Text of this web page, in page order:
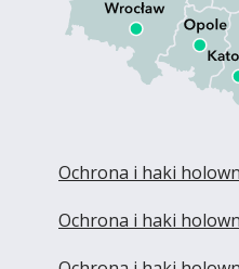
Ochrona i haki
Ochrona i haki